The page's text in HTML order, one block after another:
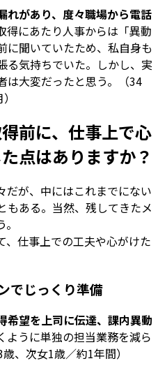
れがあり、度々職場から電話
得にあたり人事からは「異動
に聞いていたため、私自身も
る気持ちでいた。しかし、実
は大変だったと思う。（34
前に、仕事上で心
点はありますか？
だが、中にはこれまでにない
もある。当然、残してきたメ
、仕事上での工夫や心がけた
でじっくり準備
希望を上司に伝達、課内異動
ように単独の担当業務を減ら
、次女1歳／約1年間）